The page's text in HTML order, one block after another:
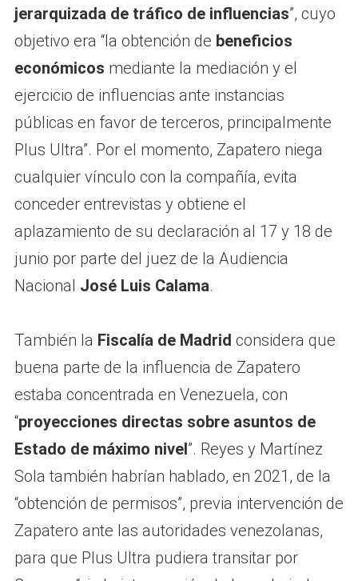
jerarquizada de tráfico de influencias”, cuyo
objetivo era “la obtención de beneficios
económicos mediante la mediación y el
ejercicio de influencias ante instancias
públicas en favor de terceros, principalmente
Plus Ultra”. Por el momento, Zapatero niega
cualquier vínculo con la compañía, evita
conceder entrevistas y obtiene el
aplazamiento de su declaración al 17 y 18 de
junio por parte del juez de la Audiencia
Nacional José Luis Calama.
También la Fiscalía de Madrid considera que
buena parte de la influencia de Zapatero
estaba concentrada en Venezuela, con
“proyecciones directas sobre asuntos de
Estado de máximo nivel”. Reyes y Martínez
Sola también habrían hablado, en 2021, de la
“obtención de permisos”, previa intervención de
Zapatero ante las autoridades venezolanas,
para que Plus Ultra pudiera transitar por